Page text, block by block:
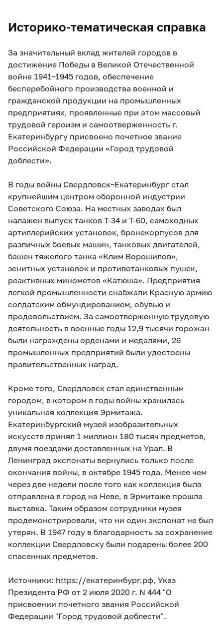
Историко-тематическая справка
За значительный вклад жителей городов в
достижение Победы в Великой Отечественной
войне 1941–1945 годов, обеспечение
бесперебойного производства военной и
гражданской продукции на промышленных
предприятиях, проявленные при этом массовый
трудовой героизм и самоотверженность г.
Екатеринбургу присвоено почетное звание
Российской Федерации «Город трудовой
доблести».
В годы войны Свердловск–Екатеринбург стал
крупнейшим центром оборонной индустрии
Советского Союза. На местных заводах был
налажен выпуск танков Т-34 и Т-60, самоходных
артиллерийских установок, бронекорпусов для
различных боевых машин, танковых двигателей,
башен тяжелого танка «Клим Ворошилов»,
зенитных установок и противотанковых пушек,
реактивных минометов «Катюша». Предприятия
легкой промышленности снабжали Красную армию
солдатским обмундированием, обувью и
продовольствием. За самоотверженную трудовую
деятельность в военные годы 12,9 тысячи горожан
были награждены орденами и медалями, 26
промышленных предприятий были удостоены
правительственных наград.
Кроме того, Свердловск стал единственным
городом, в котором в годы войны хранилась
уникальная коллекция Эрмитажа.
Екатеринбургский музей изобразительных
искусств принял 1 миллион 180 тысяч предметов,
двумя поездами доставленных на Урал. В
Ленинград экспонаты вернулись только после
окончания войны, в октябре 1945 года. Менее чем
через две недели после того как коллекция была
отправлена в город на Неве, в Эрмитаже прошла
выставка. Таким образом сотрудники музея
продемонстрировали, что ни один экспонат не был
утерян. В 1947 году в благодарность за сохранение
коллекции Свердловску были подарены более 200
спасенных предметов.
Источники: https://екатеринбург.рф, Указ
Президента РФ от 2 июля 2020 г. N 444 "О
присвоении почетного звания Российской
Федерации "Город трудовой доблести".